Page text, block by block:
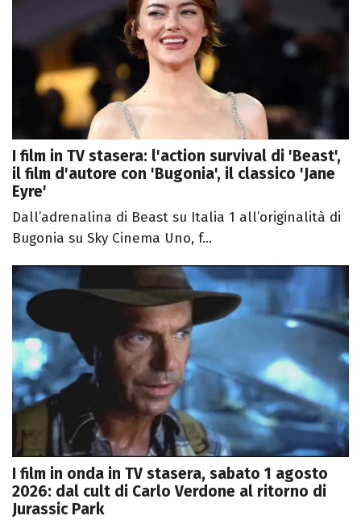
I film in TV stasera: l'action survival di 'Beast',
il film d'autore con 'Bugonia', il classico 'Jane
Eyre'
Dall’adrenalina di Beast su Italia 1 all’originalità di
Bugonia su Sky Cinema Uno, f...
I film in onda in TV stasera, sabato 1 agosto
2026: dal cult di Carlo Verdone al ritorno di
Jurassic Park